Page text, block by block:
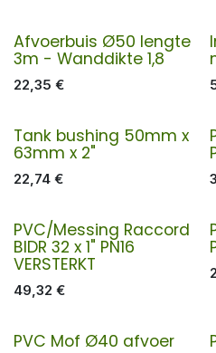
Afvoerbuis Ø50 lengte
3m - Wanddikte 1,8
22,35 €
Tank bushing 50mm x
63mm x 2"
22,74 €
PVC/Messing Raccord
BIDR 32 x 1" PN16
VERSTERKT
49,32 €
PVC Mof Ø40 afvoer